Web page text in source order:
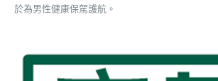
於為男性健康保駕護航。